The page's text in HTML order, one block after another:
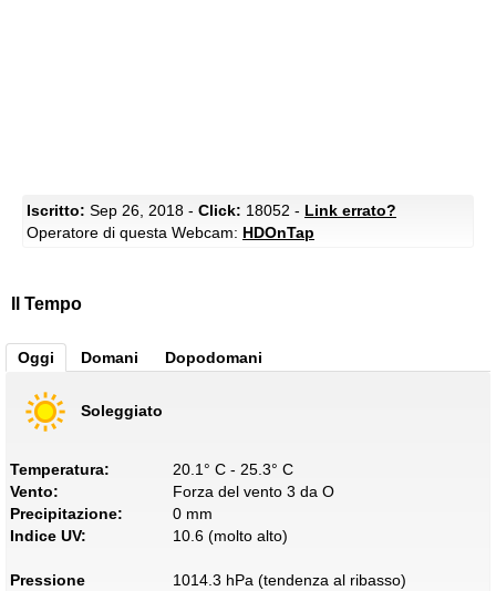
Iscritto: Sep 26, 2018 - Click: 18052 - Link errato?
Operatore di questa Webcam: HDOnTap
Il Tempo
Oggi Domani Dopodomani
Soleggiato
Temperatura:
20.1° C - 25.3° C
Vento:
Forza del vento 3 da O
Precipitazione:
0 mm
Indice UV:
10.6 (molto alto)
Pressione
1014.3 hPa (tendenza al ribasso)